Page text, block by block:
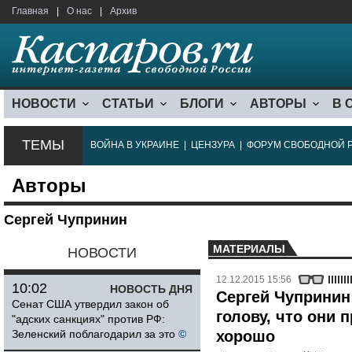
Главная О нас Архив
НОВОСТИ СТАТЬИ БЛОГИ АВТОРЫ В
ТЕМЫ ВОЙНА В УКРАИНЕ ЦЕНЗУРА ФОРУМ СВОБОДНОЙ
Авторы
Сергей Чупринин
НОВОСТИ
НОВОСТЬ ДНЯ
10:02
Сенат США утвердил закон об
"адских санкциях" против РФ:
Зеленский поблагодарил за это ©
МАТЕРИАЛЫ
12.12.2015 15:56
Сергей
голову, что они
хорошо